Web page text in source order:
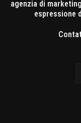
agenzia di
espressione